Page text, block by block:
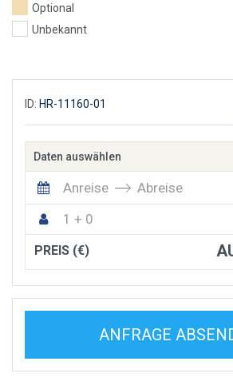
Optional
Unbekannt
ID: HR-11160-01
Daten auswählen
Anreise
Abreise
1 + 0
PREIS (€)
ANFRAGE